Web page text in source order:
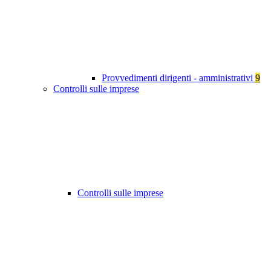
Provvedimenti dirigenti - amministrativi 9
Controlli sulle imprese
Controlli sulle imprese